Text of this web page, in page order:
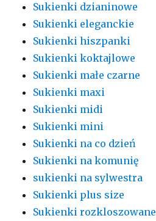
Sukienki dzianinowe
Sukienki eleganckie
Sukienki hiszpanki
Sukienki koktajlowe
Sukienki małe czarne
Sukienki maxi
Sukienki midi
Sukienki mini
Sukienki na co dzień
Sukienki na komunię
sukienki na sylwestra
Sukienki plus size
Sukienki rozkloszowane